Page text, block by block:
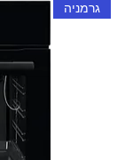
גרמניה